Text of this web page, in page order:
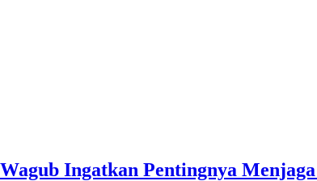
Ingatkan Pentingnya